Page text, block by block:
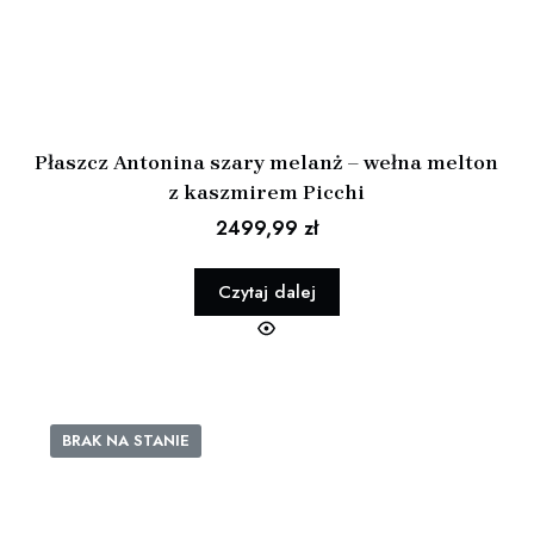
Płaszcz Antonina szary melanż – wełna melton
z kaszmirem Picchi
2499,99 zł
Czytaj dalej
BRAK NA STANIE